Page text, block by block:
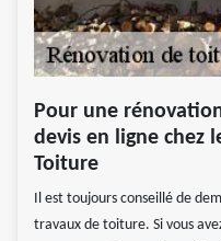
Pour une
devis en ligne chez
Toiture
Il est toujours conseillé de
travaux de toiture. Si vous